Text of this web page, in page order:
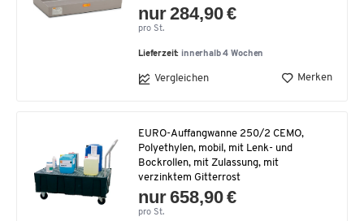
nur 284,90 €
pro St.
Lieferzeit: innerhalb 4 Wochen
Vergleichen Merken
EURO-Auffangwanne 250/2 CEMO,
Polyethylen, mobil, mit Lenk- und
Bockrollen, mit Zulassung, mit
verzinktem Gitterrost
nur 658,90 €
pro St.